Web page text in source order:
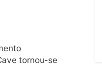
tornou-se